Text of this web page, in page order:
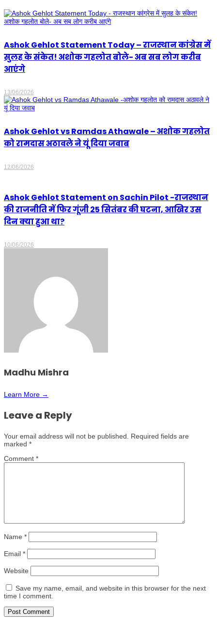
Ashok Gehlot Statement Today – राजस्थान कांग्रेस में
सुलह के संकेत! अशोक गहलोत बोले- अब सब लोग करीब
आएंगे
13/06/2026
Ashok Gehlot vs Ramdas Athawale – अशोक गहलोत
को रामदास अठावले ने यूं दिया जवाब
12/06/2026
Ashok Gehlot Statement on Sachin Pilot -राजस्थान
की राजनीति में फिर गूंजी 25 सितंबर की घटना, आखिर उस
दिन क्या हुआ था?
10/06/2026
Madhu Mishra
Learn More →
Leave a Reply
Your email address will not be published. Required fields are
marked *
Comment *
Name *
Email *
Website
Save my name, email, and website in this browser for the next
time I comment.